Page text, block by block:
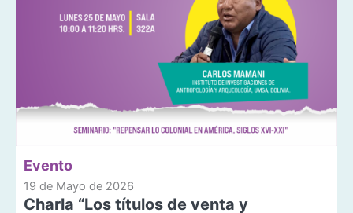
Evento
19 de Mayo de 2026
Charla “Los títulos de venta y